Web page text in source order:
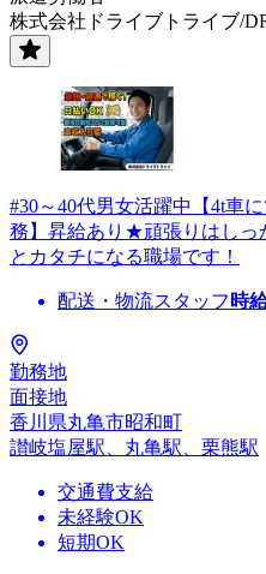
株式会社ドライブトライブ/
#30～40代男女活躍中【4t車
務】昇給あり★頑張りはしっ
とカタチになる職場です！
配送・物流スタッフ 時
勤務地
面接地
香川県丸亀市昭和町
讃岐塩屋駅、丸亀駅、栗熊駅
交通費支給
未経験OK
短期OK